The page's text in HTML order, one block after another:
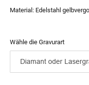
Material: Edelstahl
Wähle die Gravurart